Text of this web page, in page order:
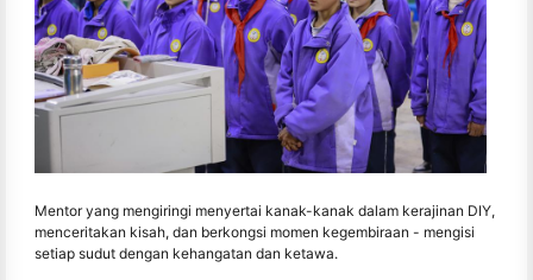
Mentor yang mengiringi menyertai kanak-kanak dalam kerajinan DIY,
menceritakan kisah, dan berkongsi momen kegembiraan - mengisi
setiap sudut dengan kehangatan dan ketawa.